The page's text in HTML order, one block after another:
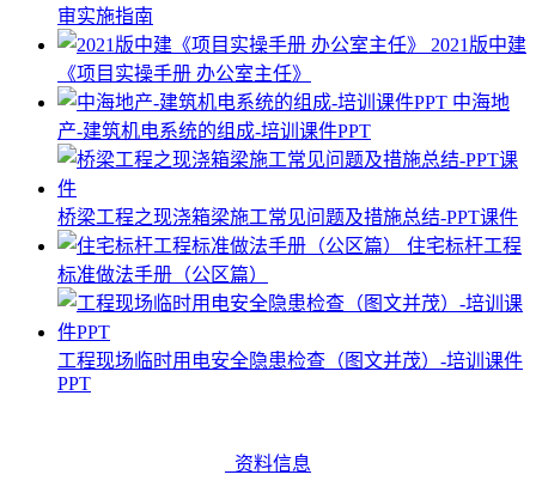
审实施指南
2021版中建
《项目实操手册 办公室主任》
中海地
产-建筑机电系统的组成-培训课件PPT
桥梁工程之现浇箱梁施工常见问题及措施总结-PPT课件
住宅标杆工程
标准做法手册（公区篇）
工程现场临时用电安全隐患检查（图文并茂）-培训课件
PPT
资料信息